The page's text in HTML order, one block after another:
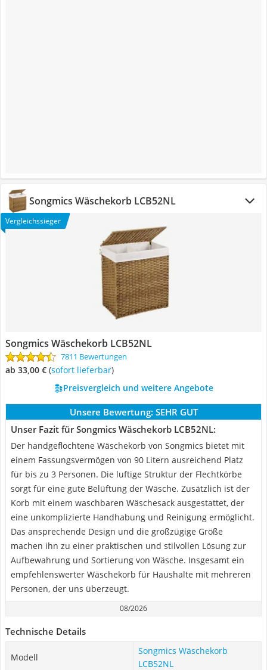
Songmics Wäschekorb LCB52NL
Vergleichssieger
Songmics Wäschekorb LCB52NL
7811 Bewertungen
ab 33,00 € ( Sofort lieferbar)
Preisvergleich und weitere Angebote
Unsere Bewertung: SEHR GUT
Unser Fazit für Songmics Wäschekorb LCB52NL:
Der handgeflochtene Wäschekorb von Songmics bietet mit
einem Fassungsvermögen von 90 Litern ausreichend Platz
für bis zu 3 Personen. Die luftige Struktur der Flechtkörbe
sorgt für eine gute Belüftung der Wäsche. Zusätzlich ist der
Korb mit einem waschbaren Wäschesack ausgestattet, der
eine unkomplizierte Handhabung und Reinigung ermöglicht.
Das ansprechende Design und die großzügige Größe
machen ihn zu einer praktischen und stilvollen Lösung zur
Aufbewahrung und Sortierung von Wäsche. Insgesamt ein
empfehlenswerter Wäschekorb für Haushalte mit mehreren
Personen, der uns überzeugt.
08/2026
Technische Details
Modell
Songmics Wäschekorb
LCB52NL